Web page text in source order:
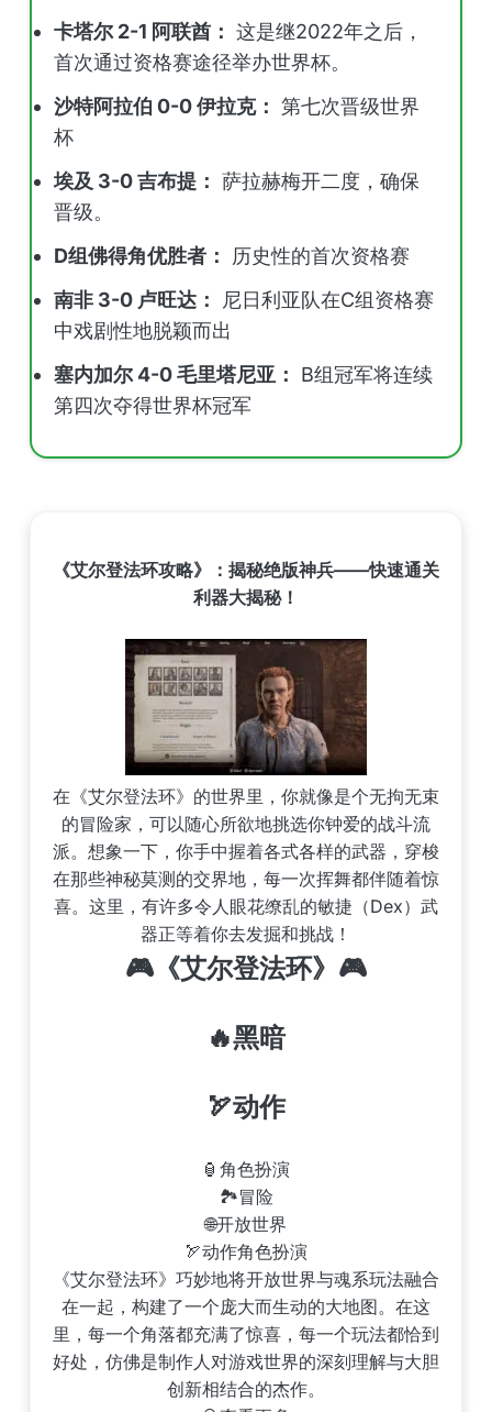
卡塔尔 2-1 阿联酋： 这是继2022年之后，
首次通过资格赛途径举办世界杯。
沙特阿拉伯 0-0 伊拉克： 第七次晋级世界
杯
埃及 3-0 吉布提： 萨拉赫梅开二度，确保
晋级。
D组佛得角优胜者：
历史性的首次资格赛
南非 3-0 卢旺达：
尼日利亚队在C组资格赛
中戏剧性地脱颖而出
塞内加尔 4-0 毛里塔尼亚：
B组冠军将连续
第四次夺得世界杯冠军
《艾尔登法环攻略》：揭秘绝版神兵——快速通关
利器大揭秘！
在《艾尔登法环》的世界里，你就像是个无拘无束
的冒险家，可以随心所欲地挑选你钟爱的战斗流
派。想象一下，你手中握着各式各样的武器，穿梭
在那些神秘莫测的交界地，每一次挥舞都伴随着惊
喜。这里，有许多令人眼花缭乱的敏捷（Dex）武
器正等着你去发掘和挑战！
🎮《艾尔登法环》🎮
🔥黑暗
🏹动作
🏮角色扮演
🏞️冒险
🌐开放世界
🏹动作角色扮演
《艾尔登法环》巧妙地将开放世界与魂系玩法融合
在一起，构建了一个庞大而生动的大地图。在这
里，每一个角落都充满了惊喜，每一个玩法都恰到
好处，仿佛是制作人对游戏世界的深刻理解与大胆
创新相结合的杰作。